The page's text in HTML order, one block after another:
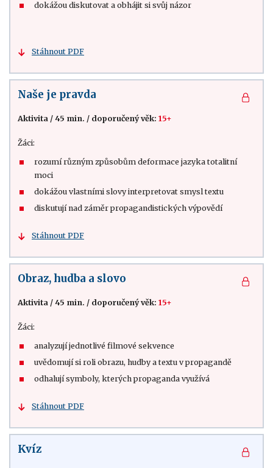
dokážou diskutovat a obhájit si svůj názor
Stáhnout PDF
Naše je pravda
Aktivita / 45 min. / doporučený věk: 15+
Žáci:
rozumí různým způsobům deformace jazyka totalitní
moci
dokážou vlastními slovy interpretovat smysl textu
diskutují nad záměr propagandistických výpovědí
Stáhnout PDF
Obraz, hudba a slovo
Aktivita / 45 min. / doporučený věk: 15+
Žáci:
analyzují jednotlivé filmové sekvence
uvědomují si roli obrazu, hudby a textu v propagandě
odhalují symboly, kterých propaganda využívá
Stáhnout PDF
Kvíz